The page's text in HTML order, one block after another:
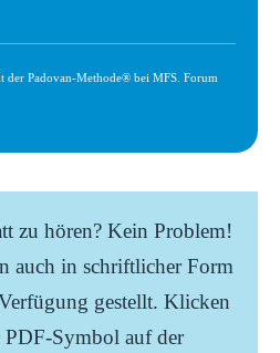
der Padovan-Methode® bei MFS. Forum
zu hören? Kein Problem!
auch in schriftlicher Form
gestellt. Klicken
PDF-Symbol auf der